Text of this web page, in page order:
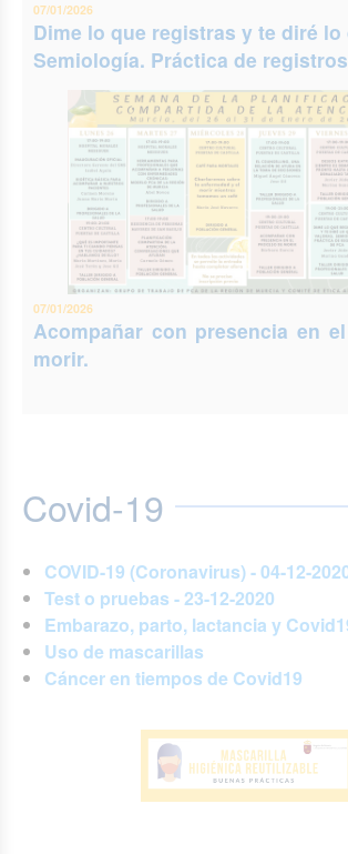
07/01/2026
Dime lo que registras y te diré lo
Semiología. Práctica de
07/01/2026
Acompañar con presencia en
morir.
Covid-19
COVID-19 (Coronavirus) - 04-12-
Test o pruebas - 23-12-2020
Embarazo, parto, lactancia y
Uso de mascarillas
Cáncer en tiempos de Covid19